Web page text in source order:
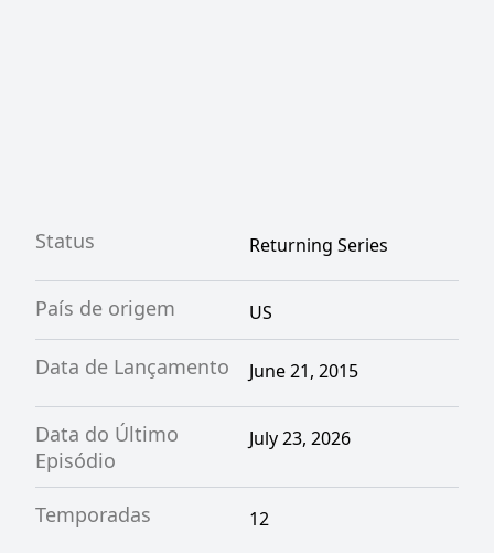
Status Returning Series
País de origem US
Data de Lançamento June 21, 2015
Data do Último
Episódio
July 23, 2026
Temporadas 12